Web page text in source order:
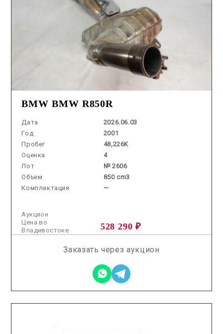
BMW BMW R850R
Дата
2026.06.03
Год
2001
Пробег
48,226K
Оценка
4
Лот
№ 2606
Объем
850 cm3
Комплектация
—
Аукцион
528 290 ₽
Цена во
Владивостоке
Заказать через аукцион